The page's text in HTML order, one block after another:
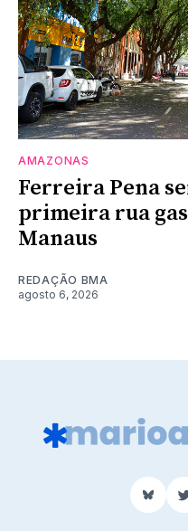
AMAZONAS
Ferreira Pena
primeira rua
Manaus
REDAÇÃO BMA
agosto 6, 2026